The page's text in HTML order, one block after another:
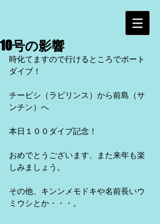
10号の影響
時化てますので行けるところでボート
ダイブ！
チービシ（ラビリンス）から前島（サ
ンチン）へ
本日１００ダイブ記念！
おめでとうございます、また来年も楽
しみましょう。
その他、キンンメモドキや名前長いウ
ミウシとか・・・。